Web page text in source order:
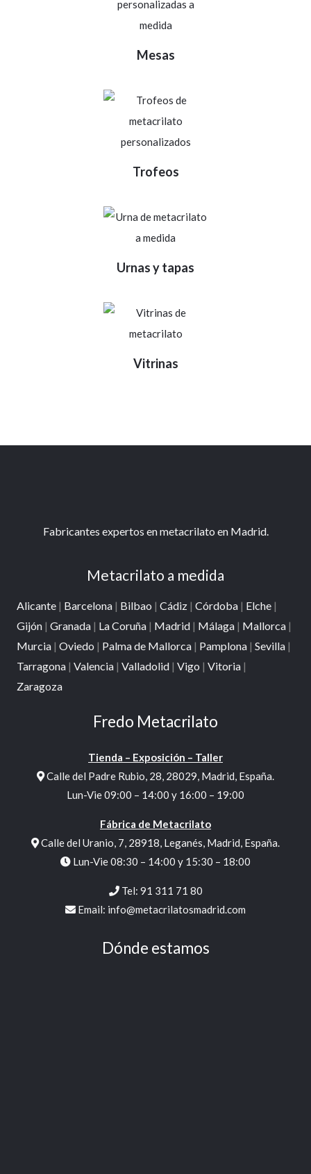
Mesas
Trofeos
Urnas y tapas
Vitrinas
Fabricantes expertos en metacrilato en Madrid.
Metacrilato a medida
Alicante | Barcelona | Bilbao | Cádiz | Córdoba | Elche |
Gijón | Granada | La Coruña | Madrid | Málaga | Mallorca |
Murcia | Oviedo | Palma de Mallorca | Pamplona | Sevilla |
Tarragona | Valencia | Valladolid | Vigo | Vitoria |
Zaragoza
Fredo Metacrilato
Tienda – Exposición – Taller
Calle del Padre Rubio, 28, 28029, Madrid, España.
Lun-Vie 09:00 – 14:00 y 16:00 – 19:00
Fábrica de Metacrilato
Calle del Uranio, 7, 28918, Leganés, Madrid, España.
Lun-Vie 08:30 – 14:00 y 15:30 – 18:00
Tel: 91 311 71 80
Email: info@metacrilatosmadrid.com
Dónde estamos